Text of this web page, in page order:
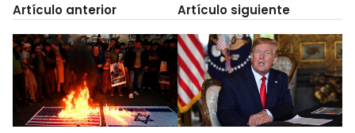
Artículo anterior Artículo siguiente